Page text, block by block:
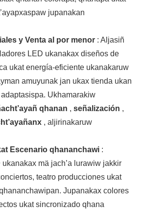
jupanakan
y Venta al por menor : Aljasiñ
LED ukanakax diseños de
ukat energía-eficiente ukanakaruw
amuyunak jan ukax tienda ukan
Ukhamarakiw
qhanan , señalización ,
, aljirinakaruw
Escenario qhananchawi :
mä jach’a lurawiw jakkir
teatro producciones ukat
Jupanakax colores
ukat sincronizado qhana